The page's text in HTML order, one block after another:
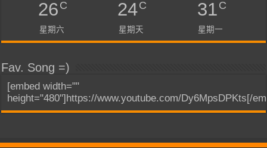
26C
星期六
24C
星期天
31C
星期一
Fav. Song =)
[embed width=""
height="480"]https://www.youtube.com/Dy6MpsDPKts[/